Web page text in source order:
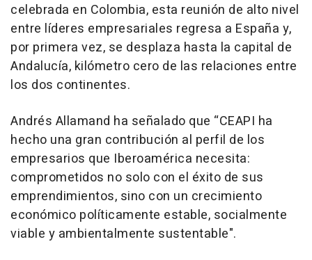
celebrada en Colombia, esta reunión de alto nivel
entre líderes empresariales regresa a España y,
por primera vez, se desplaza hasta la capital de
Andalucía, kilómetro cero de las relaciones entre
los dos continentes.
Andrés Allamand ha señalado que “CEAPI ha
hecho una gran contribución al perfil de los
empresarios que Iberoamérica necesita:
comprometidos no solo con el éxito de sus
emprendimientos, sino con un crecimiento
económico políticamente estable, socialmente
viable y ambientalmente sustentable".